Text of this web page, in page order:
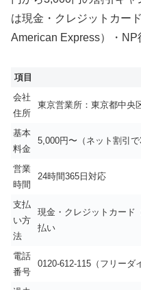
は現金・クレジットカー
American Express）・NP
項目
会社
住所
東京営業所：東京都中央
基本
料金
5,000円〜（ネット割引で
営業
時間
24時間365日対応
支払
い方
法
現金・クレジットカード
払い
電話
番号
0120-612-115（フリーダ